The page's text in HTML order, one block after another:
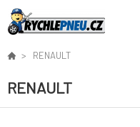
RENAULT
RENAULT